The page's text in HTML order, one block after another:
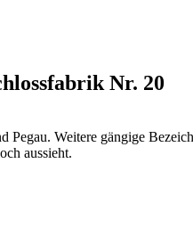
Nr. 20
Pegau. Weitere gängige
aussieht.